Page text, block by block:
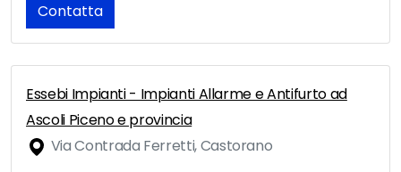
Contatta
Essebi Impianti - Impianti Allarme e Antifurto ad
Ascoli Piceno e provincia
Via Contrada Ferretti, Castorano